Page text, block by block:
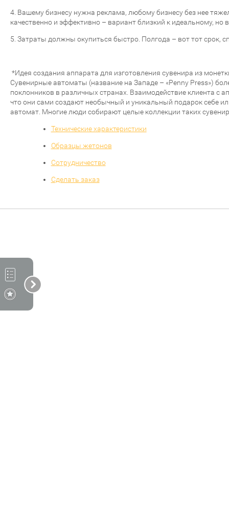
4. Вашему бизнесу нужна реклама, любому бизнесу без нее
качественно и эффективно – вариант близкий к идеальному,
5. Затраты должны окупиться быстро. Полгода – вот тот срок,
*Идея создания аппарата для изготовления сувенира из
Сувенирные автоматы (название на Западе – «Penny Press»)
поклонников в различных странах. Взаимодействие клиента с
что они сами создают необычный и уникальный подарок себе
автомат. Многие люди собирают целые коллекции таких
Технические характеристики
Образцы жетонов
Сотрудничество
Сделать заказ